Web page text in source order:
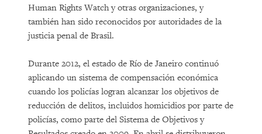
Human Rights Watch y otras organizaciones, y
también han sido reconocidos por autoridades de la
justicia penal de Brasil.
Durante 2012, el estado de Río de Janeiro continuó
aplicando un sistema de compensación económica
cuando los policías logran alcanzar los objetivos de
reducción de delitos, incluidos homicidios por parte de
policías, como parte del Sistema de Objetivos y